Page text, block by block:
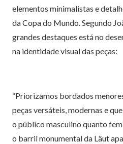
elementos minimalistas e
da Copa do Mundo. Segundo
grandes destaques está no
na identidade visual das peças:
“Priorizamos bordados
peças versáteis, modernas e
o público masculino quanto
o barril monumental da Läut